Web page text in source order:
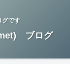
グです
ブログ